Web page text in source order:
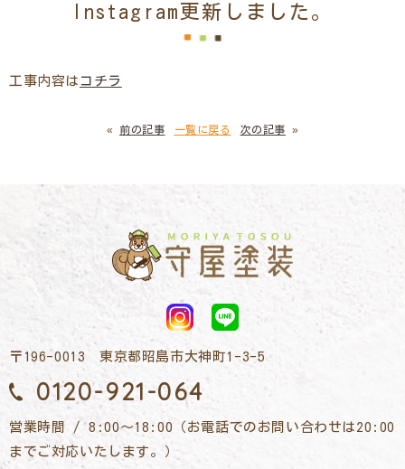
Instagram更新しました。
工事内容は コチラ
« 前の記事 一覧に戻る 次の記事 »
〒196-0013 東京都昭島市大神町1-3-5
0120-921-064
営業時間 / 8:00～18:00（お電話でのお問い合わせは20:00
までご対応いたします。）